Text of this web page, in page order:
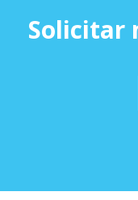
Solicitar